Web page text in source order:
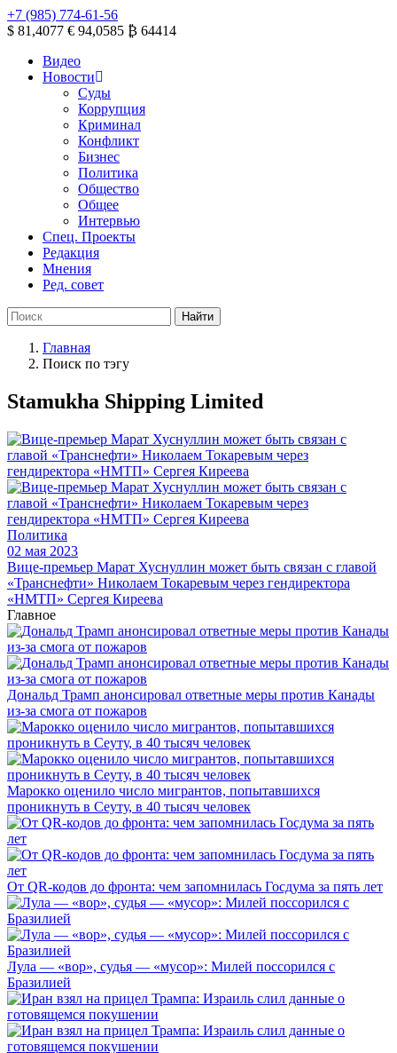
+7 (985) 774-61-56
$ 81,4077 € 94,0585 ₿ 64414
Видео
Новости
Суды
Коррупция
Криминал
Конфликт
Бизнес
Политика
Общество
Общее
Интервью
Спец. Проекты
Редакция
Мнения
Ред. совет
Главная
Поиск по тэгу
Stamukha Shipping Limited
Политика
02 мая 2023
Вице-премьер Марат Хуснуллин может быть связан с главой
«Транснефти» Николаем Токаревым через гендиректора
«НМТП» Сергея Киреева
Главное
Дональд Трамп анонсировал ответные меры против Канады
из-за смога от пожаров
Марокко оценило число мигрантов, попытавшихся
проникнуть в Сеуту, в 40 тысяч человек
От QR-кодов до фронта: чем запомнилась Госдума за пять лет
Лула — «вор», судья — «мусор»: Милей поссорился с
Бразилией